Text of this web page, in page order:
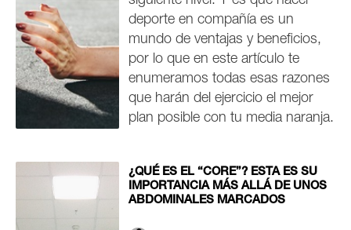
deporte en compañía es un
mundo de ventajas y beneficios,
por lo que en este artículo te
enumeramos todas esas razones
que harán del ejercicio el mejor
plan posible con tu media naranja.
¿QUÉ ES EL “CORE”? ESTA ES SU
IMPORTANCIA MÁS ALLÁ DE UNOS
ABDOMINALES MARCADOS